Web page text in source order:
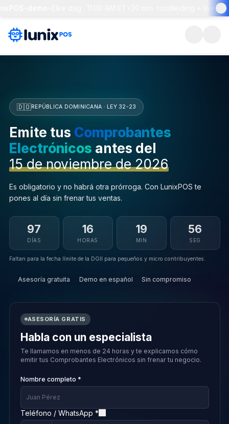
30 min. rondleiding + live Q&A•
🇩🇴REPÚBLICA DOMINICANA · LEY 32-23
Emite tus Comprobantes
Electrónicos antes del
15 de noviembre de 2026
Es obligatorio y no habrá otra prórroga. Con LunixPOS te
pones al día sin frenar tus ventas.
97
DÍAS
16
HORAS
19
MIN
55
SEG
Faltan para la fecha límite de la DGII para pequeños y micro contribuyentes.
Asesoría gratuita Demo en español Sin compromiso
ASESORÍA GRATIS
Habla con un especialista
Te llamamos en menos de 24 horas y te explicamos cómo
emitir tus Comprobantes Electrónicos sin frenar tu negocio.
Nombre completo *
Teléfono / WhatsApp *